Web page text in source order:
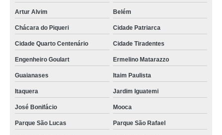
Artur Alvim Belém
Chácara do Piqueri Cidade Patriarca
Cidade Quarto Centenário Cidade Tiradentes
Engenheiro Goulart Ermelino Matarazzo
Guaianases Itaim Paulista
Itaquera Jardim Iguatemi
José Bonifácio Mooca
Parque São Lucas Parque São Rafael